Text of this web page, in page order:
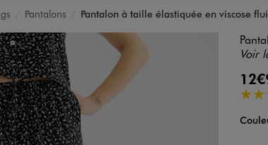
Pantalons Pantalon à taille élastiquée en viscose
Voir
4.5/